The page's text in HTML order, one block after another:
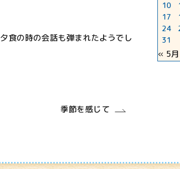
食の時の会話も弾まれたようでし
季節を感じて
10
17
24
31
« 5月